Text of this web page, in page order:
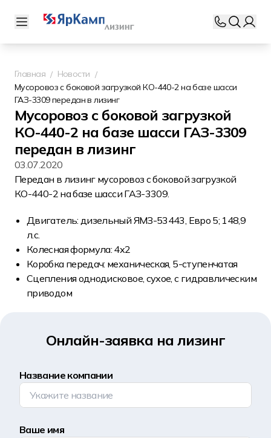
Главная
Новости
Мусоровоз с боковой загрузкой КО-440-2 на базе шасси
ГАЗ-3309 передан в лизинг
Мусоровоз с боковой загрузкой
КО-440-2 на базе шасси ГАЗ-3309
передан в лизинг
03.07.2020
Передан в лизинг мусоровоз с боковой загрузкой
КО-440-2 на базе шасси ГАЗ-3309.
Двигатель: дизельный ЯМЗ-53443, Евро 5; 148,9
л.с.
Колесная формула: 4х2
Коробка передач: механическая, 5-ступенчатая
Сцепления однодисковое, сухое, с гидравлическим
приводом
Онлайн-заявка на лизинг
Название компании
Ваше имя